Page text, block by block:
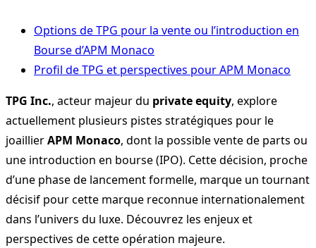
Options de TPG pour la vente ou l’introduction en
Bourse d’APM Monaco
Profil de TPG et perspectives pour APM Monaco
TPG Inc., acteur majeur du private equity, explore
actuellement plusieurs pistes stratégiques pour le
joaillierAPM Monaco, dont la possible vente de parts ou
une introduction en bourse (IPO). Cette décision, proche
d’une phase de lancement formelle, marque un tournant
décisif pour cette marque reconnue internationalement
dans l’univers du luxe. Découvrez les enjeux et
perspectives de cette opération majeure.